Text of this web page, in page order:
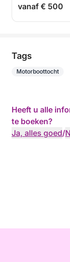
vanaf € 500
Tags
Motorboottocht
Heeft u alle
te boeken?
Ja, alles goed/